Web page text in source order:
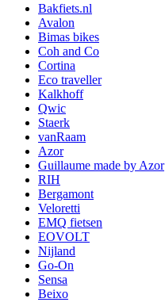
Bakfiets.nl
Avalon
Bimas bikes
Coh and Co
Cortina
Eco traveller
Kalkhoff
Qwic
Staerk
vanRaam
Azor
Guillaume made by Azor
RIH
Bergamont
Veloretti
EMQ fietsen
EOVOLT
Nijland
Go-On
Sensa
Beixo